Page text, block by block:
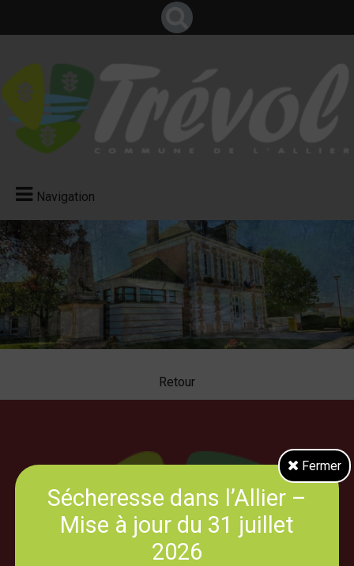
Navigation
Retour
Fermer
Sécheresse dans l’Allier –
Mise à jour du 31 juillet
2026